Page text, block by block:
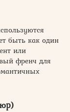
быть как один
или
френч для